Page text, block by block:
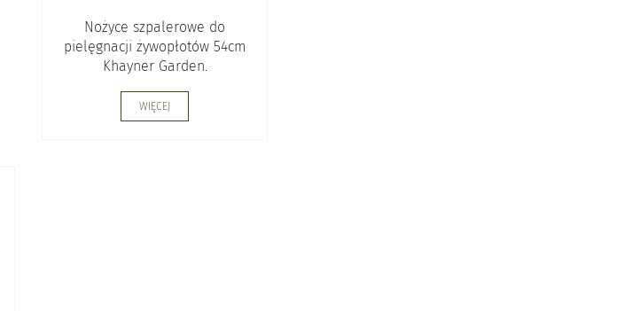
Nożyce szpalerowe do
pielęgnacji żywopłotów 54cm
Khayner Garden.
WIĘCEJ